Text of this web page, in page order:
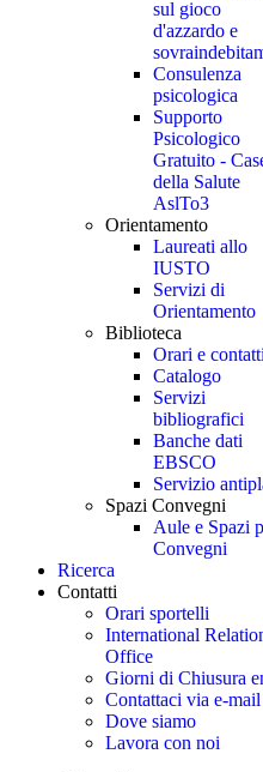
sul gioco
d'azzardo e
Consulenza
psicologica
Supporto
Psicologico
Gratuito -
della Salute
AslTo3
Orientamento
Laureati allo
IUSTO
Servizi di
Orientamento
Biblioteca
Orari e contatti
Catalogo
Servizi
bibliografici
Banche dati
EBSCO
Servizio
Spazi Convegni
Aule e Spazi
Convegni
Ricerca
Contatti
Orari sportelli
International
Office
Giorni di Chiusura
Contattaci via e-mail
Dove siamo
Lavora con noi